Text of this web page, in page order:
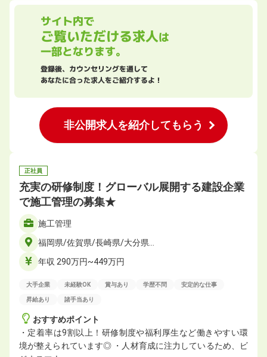
サイト内で
ご覧いただける求人は
一部となります。
登録後、カウンセリングを通して
あなたに合った求人をご紹介するよ！
非公開求人を紹介してもらう
正社員
充実の研修制度！グローバル展開する建設企業
で施工管理の募集★
施工管理
福岡県/佐賀県/長崎県/大分県…
年収 290万円~449万円
大手企業 未経験OK 賞与あり 学歴不問 安定的な仕事
昇給あり 諸手当あり
おすすめポイント
・定着率は9割以上！研修制度や福利厚生など働きやすい環
境が整えられています◎ ・人材育成に注力しているため、ビ